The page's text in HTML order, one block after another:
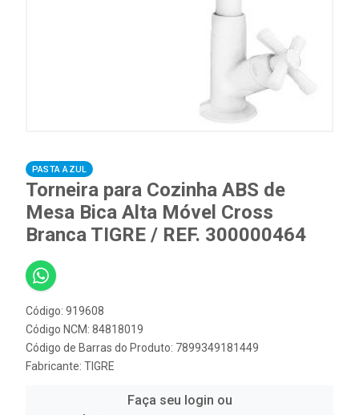
PASTA AZUL
Torneira para Cozinha ABS de
Mesa Bica Alta Móvel Cross
Branca TIGRE / REF. 300000464
Código: 919608
Código NCM: 84818019
Código de Barras do Produto: 7899349181449
Fabricante: TIGRE
Faça seu login ou